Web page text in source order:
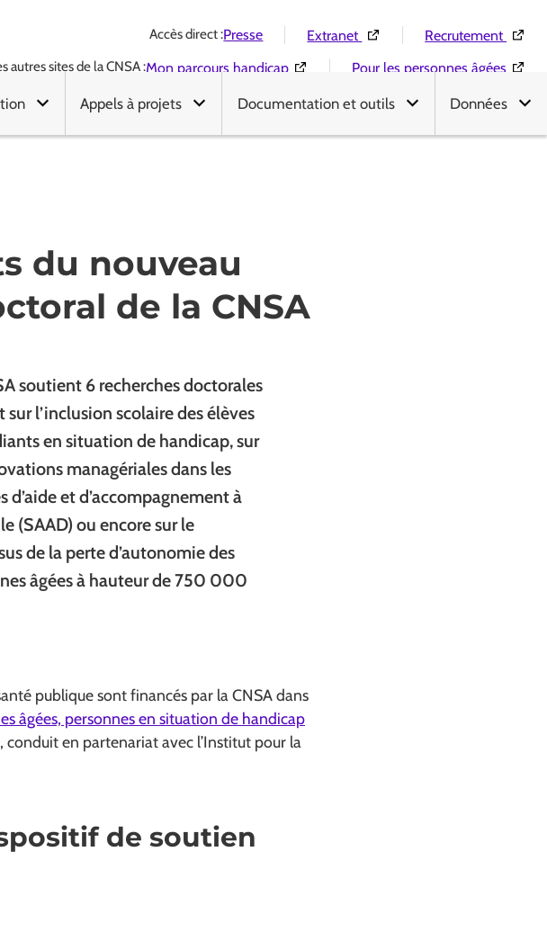
Accès direct :Presse Extranet (Ouverture dans une nouvelle
Recrutement
autres sites de la CNSA :Mon parcours handicap(Ouverture dans une nouvelle fenêtre)
Pour les personnes âgées
Appels à projets Documentation et outils Données
du nouveau
de la CNSA
soutient 6 recherches doctorales
sur l’inclusion scolaire des élèves
en situation de handicap, sur
managériales dans les
d’aide et d’accompagnement à
(SAAD) ou encore sur le
de la perte d’autonomie des
âgées à hauteur de 750 000
publique sont financés par la CNSA dans
âgées, personnes en situation de handicap
une nouvelle fenêtre)
conduit en partenariat avec l’Institut pour la
de soutien